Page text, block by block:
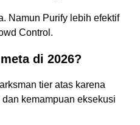
Namun Purify lebih efektif
Control.
di 2026?
tier atas karena
kemampuan eksekusi